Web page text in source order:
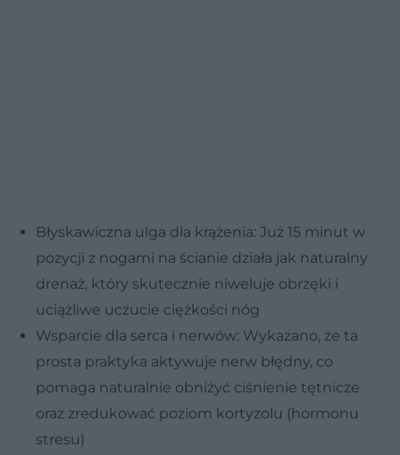
Błyskawiczna ulga dla krążenia: Już 15 minut w
pozycji z nogami na ścianie działa jak naturalny
drenaż, który skutecznie niweluje obrzęki i
uciążliwe uczucie ciężkości nóg
Wsparcie dla serca i nerwów: Wykazano, że ta
prosta praktyka aktywuje nerw błędny, co
pomaga naturalnie obniżyć ciśnienie tętnicze
oraz zredukować poziom kortyzolu (hormonu
stresu)